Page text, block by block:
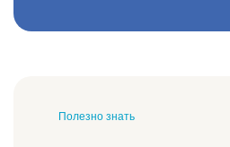
Полезно знать